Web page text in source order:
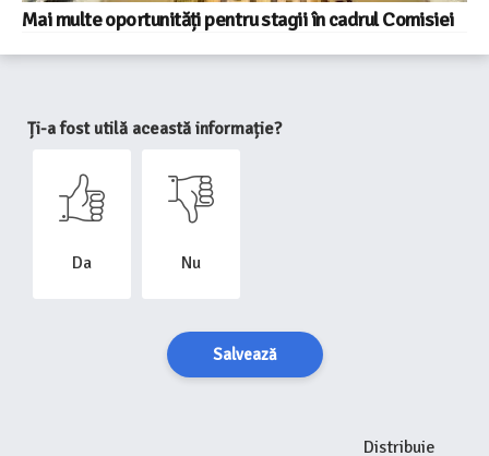
Mai multe oportunități pentru stagii în cadrul Comisiei
Ți-a fost utilă această informație?
Da Nu
Salvează
Distribuie